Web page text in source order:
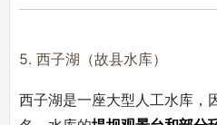
5. 西子湖（故县水库）
西子湖是一座大型人工水库，